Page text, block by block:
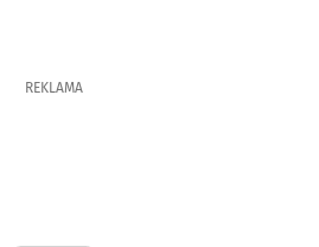
REKLAMA